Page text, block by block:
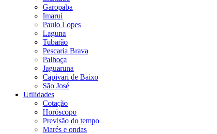
Garopaba
Imaruí
Paulo Lopes
Laguna
Tubarão
Pescaria Brava
Palhoça
Jaguaruna
Capivari de Baixo
São José
Utilidades
Cotação
Horóscopo
Previsão do tempo
Marés e ondas